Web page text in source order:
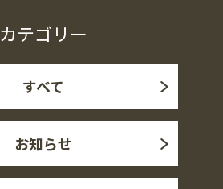
カテゴリー
すべて
お知らせ